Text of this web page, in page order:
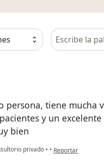
Busca en
persona, tiene mucha
y un
bien
privado • • en opinión del
Reportar